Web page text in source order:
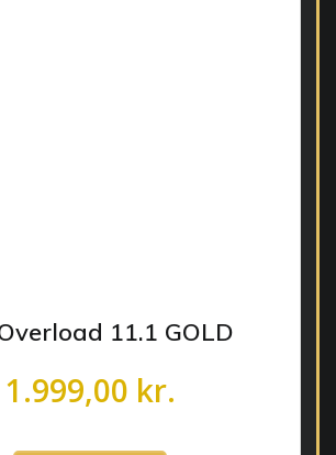
11.1 GOLD
1.999,00 kr.